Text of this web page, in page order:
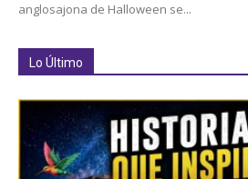
anglosajona de Halloween se...
Lo Último